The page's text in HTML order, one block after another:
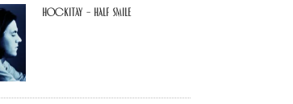
Hockitay – half smile